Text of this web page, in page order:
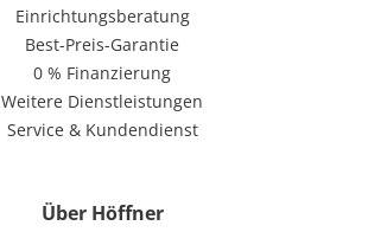
Einrichtungsberatung
Best-Preis-Garantie
0 % Finanzierung
Weitere Dienstleistungen
Service & Kundendienst
Über Höffner